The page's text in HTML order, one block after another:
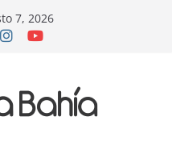
7, 2026